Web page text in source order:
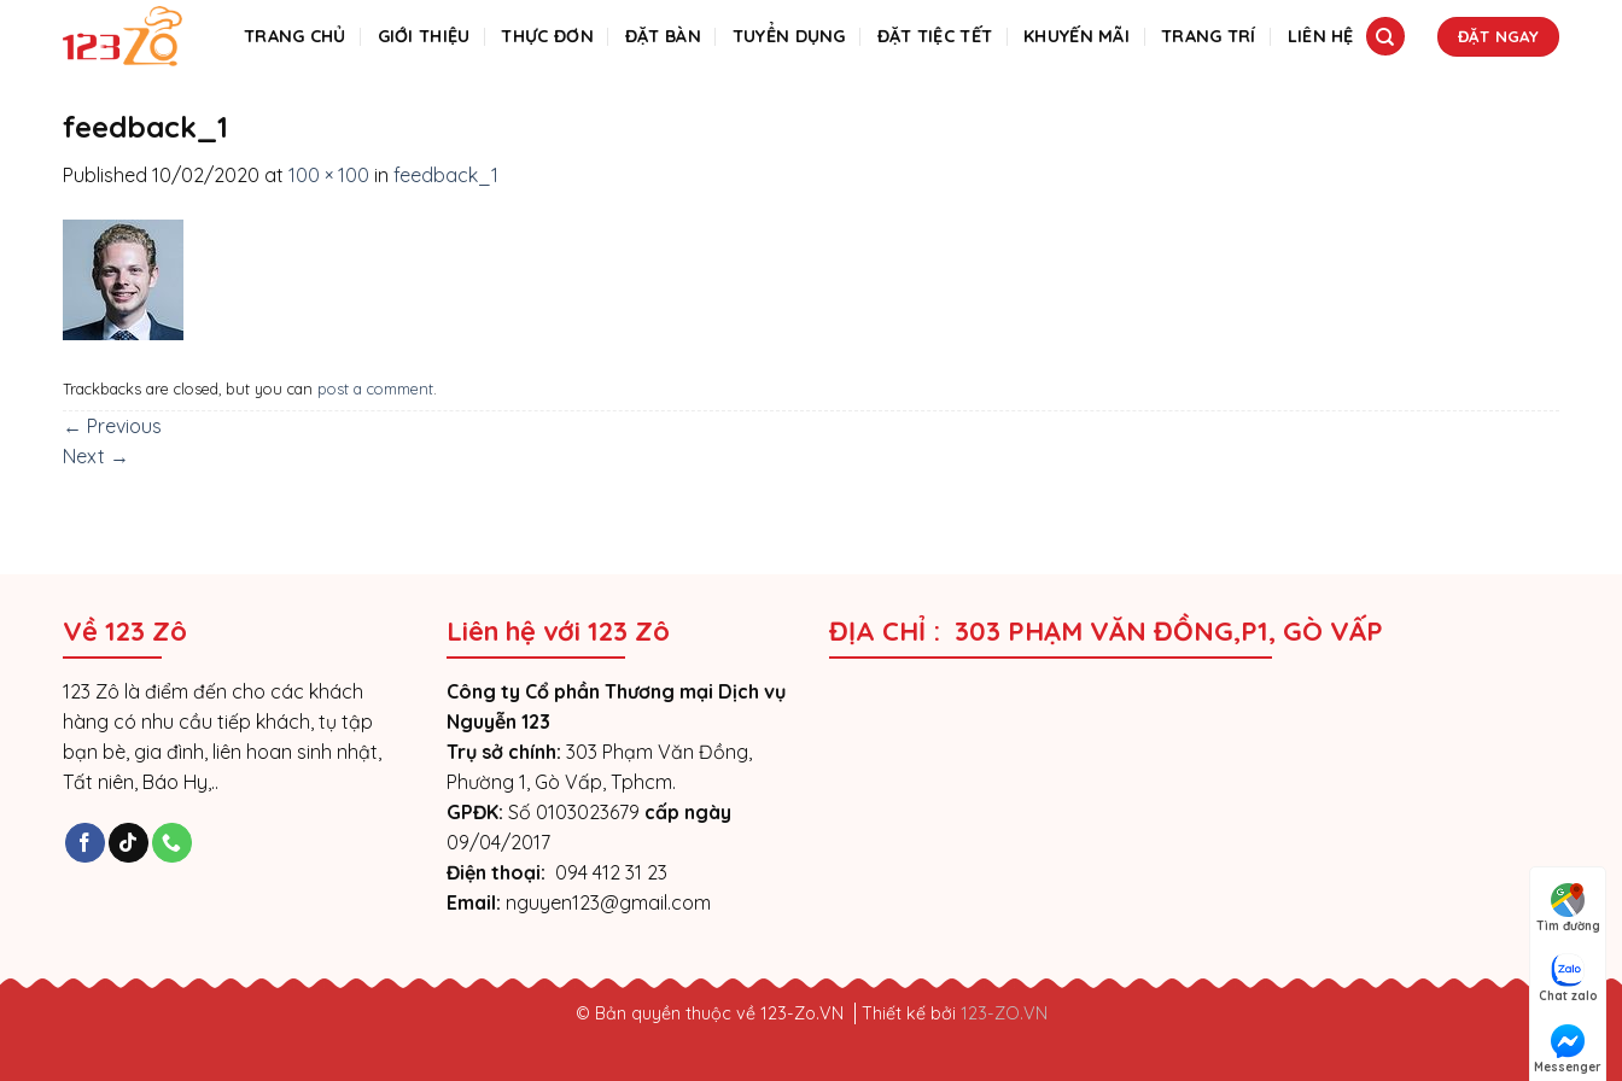
TRANG CHỦ GIỚI THIỆU THỰC ĐƠN ĐẶT BÀN TUYỂN DỤNG ĐẶT TIỆC TẾT KHUYẾN MÃI TRANG TRÍ LIÊN HỆ ĐẶT NGAY
feedback_1
Published 10/02/2020 at 100 × 100 in feedback_1
Trackbacks are closed, but you can post a comment.
← Previous
Next →
Về 123 Zô
123 Zô là điểm đến cho các khách
hàng có nhu cầu tiếp khách, tụ tập
bạn bè, gia đình, liên hoan sinh nhật,
Tất niên, Báo Hy,..
Liên hệ với 123 Zô
Công ty Cổ phần Thương mại Dịch vụ
Nguyễn 123
Trụ sở chính: 303 Phạm Văn Đồng,
Phường 1, Gò Vấp, Tphcm.
GPĐK: Số 0103023679 cấp ngày
09/04/2017
Điện thoại: 094 412 31 23
Email: nguyen123@gmail.com
ĐỊA CHỈ : 303 PHẠM VĂN ĐỒNG,P1, GÒ VẤP
© Bản quyền thuộc về 123-Zo.VN Thiết kế bởi 123-ZO.VN
Tìm đường
Chat zalo
Messenger